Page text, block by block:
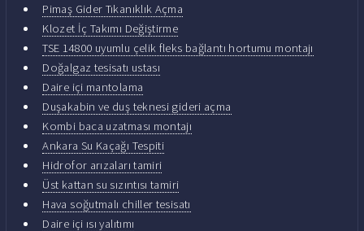
Pimaş Gider Tıkanıklık Açma
Klozet İç Takımı Değiştirme
TSE 14800 uyumlu çelik fleks bağlantı hortumu montajı
Doğalgaz tesisatı ustası
Daire içi mantolama
Duşakabin ve duş teknesi gideri açma
Kombi baca uzatması montajı
Ankara Su Kaçağı Tespiti
Hidrofor arızaları tamiri
Üst kattan su sızıntısı tamiri
Hava soğutmalı chiller tesisatı
Daire içi ısı yalıtımı